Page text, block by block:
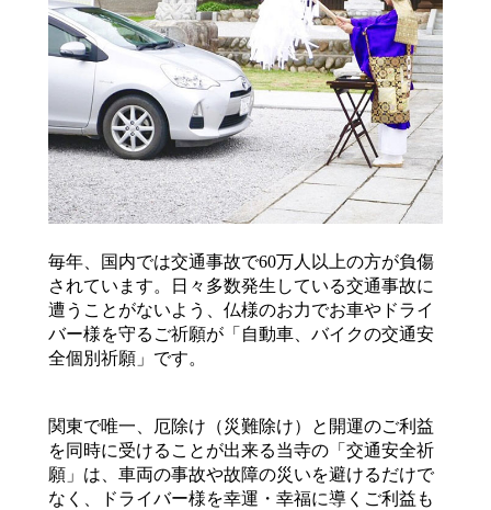
毎年、国内では交通事故で60万人以上の方が負傷
されています。日々多数発生している交通事故に
遭うことがないよう、仏様のお力でお車やドライ
バー様を守るご祈願が「自動車、バイクの交通安
全個別祈願」です。
関東で唯一、厄除け（災難除け）と開運のご利益
を同時に受けることが出来る当寺の「交通安全祈
願」は、車両の事故や故障の災いを避けるだけで
なく、ドライバー様を幸運・幸福に導くご利益も